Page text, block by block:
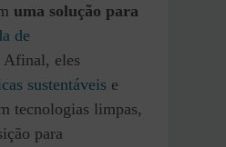
uma solução para
de
Afinal, eles
sustentáveis e
tecnologias limpas,
para